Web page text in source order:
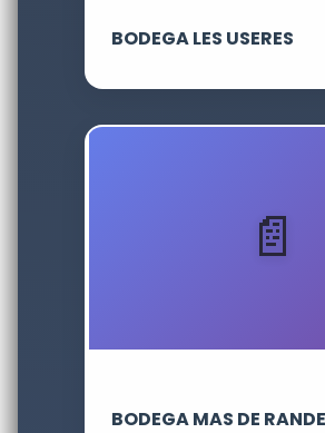
BODEGA LES USERES
BODEGA MAS DE